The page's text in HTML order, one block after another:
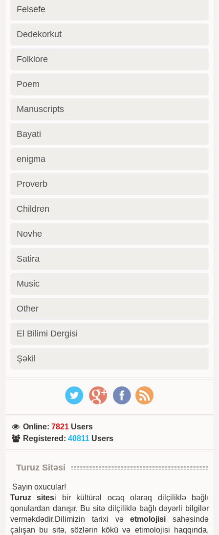
Felsefe
Dedekorkut
Folklore
Poem
Manuscripts
Bayati
enigma
Proverb
Children
Novhe
Satira
Music
Other
El Bilimi Dergisi
Şəkil
Online:7821 Users
Registered :40811 Users
Turuz Sitəsi
Sayın oxucular!
Turuz sitesi bir kültürəl ocaq olaraq dilçiliklə bağlı
qonulardan danışır. Bu sitə dilçiliklə bağlı dəyərli bilgilər
verməkdədir.Dilimizin tarixi vəetmolojisi sahəsində
çalışan bu sitə, sözlərin kökü və etimolojisi haqqında,